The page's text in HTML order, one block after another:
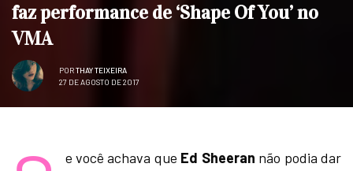
faz performance de ‘Shape Of You’ no
VMA
PORTHAY TEIXEIRA
27 DE AGOSTO DE 2017
e você achava que Ed Sheeran não podia dar